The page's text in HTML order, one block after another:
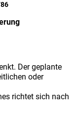
Der geplante
oder
richtet sich nach